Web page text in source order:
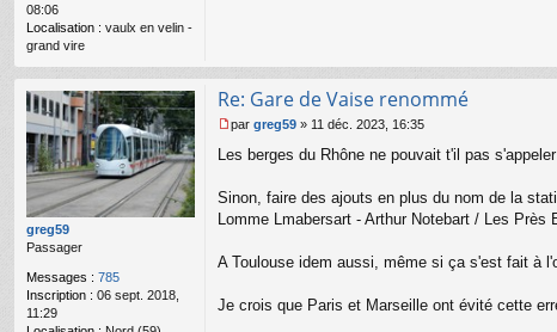
08:06
Localisation : vaulx en velin -
grand vire
greg59
Passager
Messages : 785
Inscription : 06 sept. 2018,
11:29
Re: Gare de Vaise renommé
e
g
par greg59 » 11 déc. 2023, 16:35
Les berges du Rhône ne pouvait t'il pas
Sinon, faire des ajouts en plus du nom de la
Lomme Lmabersart - Arthur Notebart / Les
A Toulouse idem aussi, même si ça s'est fait à
Je crois que Paris et Marseille ont évité cette